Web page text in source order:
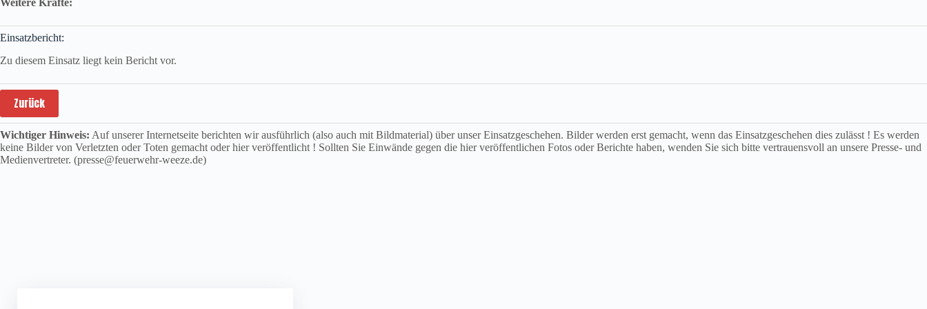
Weitere Kräfte:
Einsatzbericht:
Zu diesem Einsatz liegt kein Bericht vor.
Zurück
Wichtiger Hinweis: Auf unserer Internetseite berichten wir ausführlich (also auch mit Bildmaterial) über unser Einsatzgeschehen. Bilder werden erst gemacht, wenn das Einsatzgeschehen dies zulässt ! Es werden
keine Bilder von Verletzten oder Toten gemacht oder hier veröffentlicht ! Sollten Sie Einwände gegen die hier veröffentlichen Fotos oder Berichte haben, wenden Sie sich bitte vertrauensvoll an unsere Presse- und
Medienvertreter. (presse@feuerwehr-weeze.de)